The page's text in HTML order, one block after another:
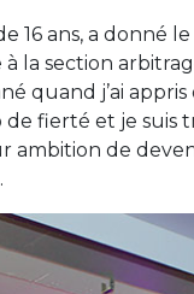
16 ans, a donné
la section
quand j’ai
de fierté et je suis
ambition de